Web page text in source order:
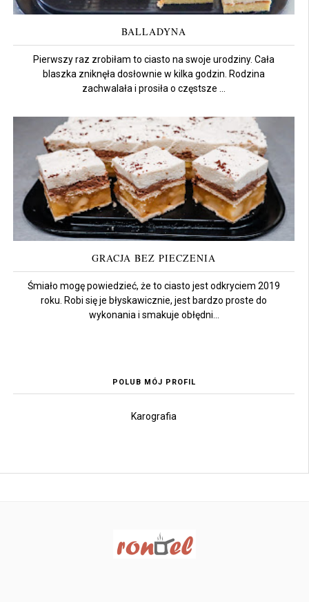
BALLADYNA
Pierwszy raz zrobiłam to ciasto na swoje urodziny. Cała
blaszka zniknęła dosłownie w kilka godzin. Rodzina
zachwalała i prosiła o częstsze ...
GRACJA BEZ PIECZENIA
Śmiało mogę powiedzieć, że to ciasto jest odkryciem 2019
roku. Robi się je błyskawicznie, jest bardzo proste do
wykonania i smakuje obłędni...
POLUB MÓJ PROFIL
Karografia